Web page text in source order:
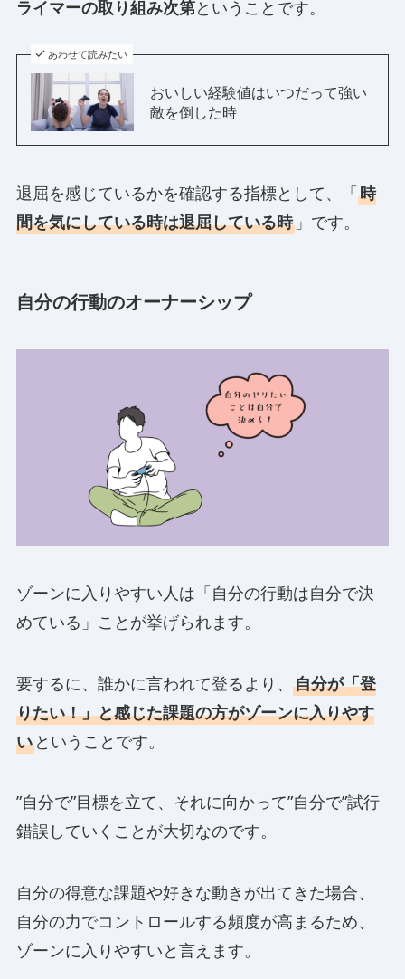
ライマーの取り組み次第ということです。
あわせて読みたい
おいしい経験値はいつだって強い
敵を倒した時
退屈を感じているかを確認する指標として、「時
間を気にしている時は退屈している時」です。
自分の行動のオーナーシップ
ゾーンに入りやすい人は「自分の行動は自分で決
めている」ことが挙げられます。
要するに、誰かに言われて登るより、 自分が「登
りたい！」と感じた課題の方がゾーンに入りやす
いということです。
”自分で”目標を立て、それに向かって”自分で”試行
錯誤していくことが大切なのです。
自分の得意な課題や好きな動きが出てきた場合、
自分の力でコントロールする頻度が高まるため、
ゾーンに入りやすいと言えます。